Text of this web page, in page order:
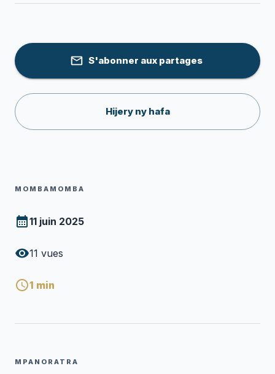
S'abonner aux partages
Hijery ny hafa
MOMBAMOMBA
11 juin 2025
11 vues
1 min
MPANORATRA